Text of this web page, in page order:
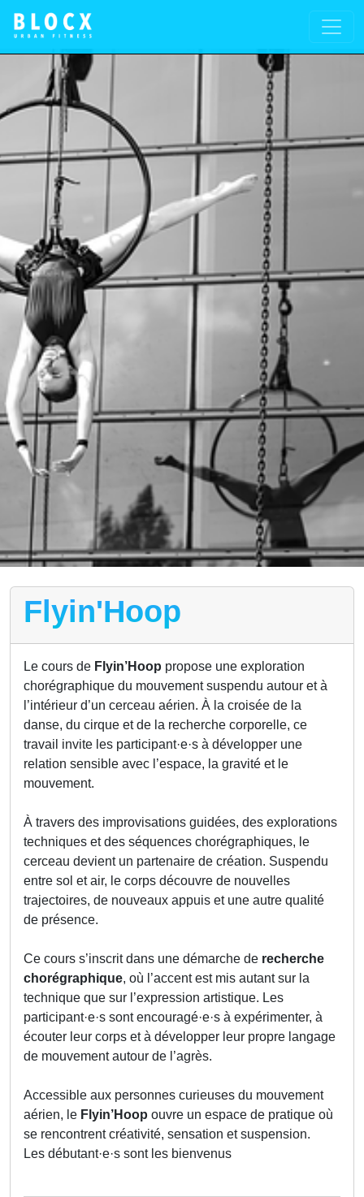
Flyin'Hoop
Le cours de Flyin’Hoop propose une exploration
chorégraphique du mouvement suspendu autour et à
l’intérieur d’un cerceau aérien. À la croisée de la
danse, du cirque et de la recherche corporelle, ce
travail invite les participant·e·s à développer une
relation sensible avec l’espace, la gravité et le
mouvement.
À travers des improvisations guidées, des explorations
techniques et des séquences chorégraphiques, le
cerceau devient un partenaire de création. Suspendu
entre sol et air, le corps découvre de nouvelles
trajectoires, de nouveaux appuis et une autre qualité
de présence.
Ce cours s’inscrit dans une démarche de recherche
chorégraphique, où l’accent est mis autant sur la
technique que sur l’expression artistique. Les
participant·e·s sont encouragé·e·s à expérimenter, à
écouter leur corps et à développer leur propre langage
de mouvement autour de l’agrès.
Accessible aux personnes curieuses du mouvement
aérien, le Flyin’Hoop ouvre un espace de pratique où
se rencontrent créativité, sensation et suspension.
Les débutant·e·s sont les bienvenus